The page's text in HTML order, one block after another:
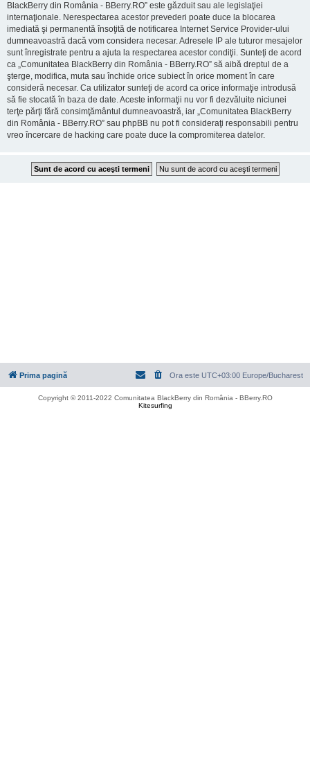
BlackBerry din România - BBerry.RO” este găzduit sau ale legislaţiei
internaţionale. Nerespectarea acestor prevederi poate duce la blocarea
imediată şi permanentă însoţită de notificarea Internet Service Provider-ului
dumneavoastră dacă vom considera necesar. Adresele IP ale tuturor mesajelor
sunt înregistrate pentru a ajuta la respectarea acestor condiţii. Sunteţi de acord
ca „Comunitatea BlackBerry din România - BBerry.RO” să aibă dreptul de a
şterge, modifica, muta sau închide orice subiect în orice moment în care
consideră necesar. Ca utilizator sunteţi de acord ca orice informaţie introdusă
să fie stocată în baza de date. Aceste informaţii nu vor fi dezvăluite niciunei
terţe părţi fără consimţământul dumneavoastră, iar „Comunitatea BlackBerry
din România - BBerry.RO” sau phpBB nu pot fi consideraţi responsabili pentru
vreo încercare de hacking care poate duce la compromiterea datelor.
Prima pagină Ora este UTC+03:00 Europe/Bucharest
Copyright © 2011-2022 Comunitatea BlackBerry din România - BBerry.RO
Kitesurfing